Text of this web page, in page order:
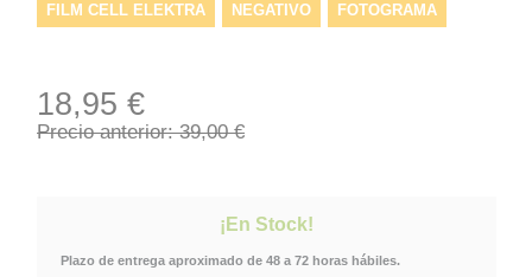
FILM CELL ELEKTRA NEGATIVO FOTOGRAMA
18,95 €
Precio anterior: 39,00 €
¡En Stock!
Plazo de entrega aproximado de 48 a 72 horas hábiles.